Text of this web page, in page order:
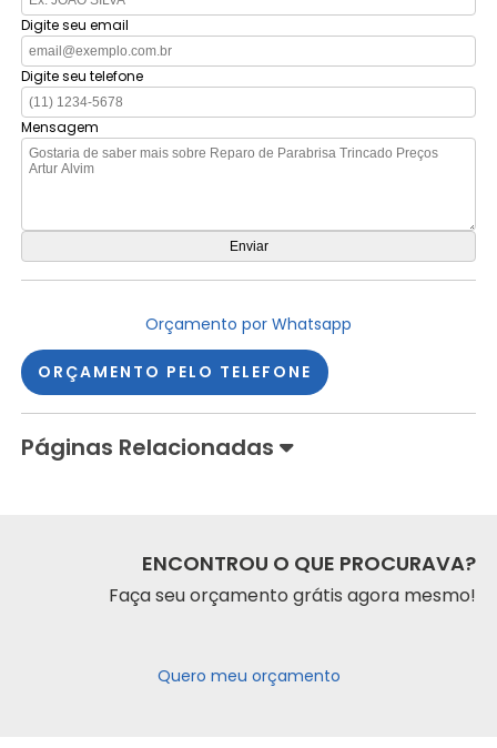
Digite seu email
Digite seu telefone
Mensagem
Orçamento por Whatsapp
ORÇAMENTO PELO TELEFONE
Páginas Relacionadas
ENCONTROU O QUE PROCURAVA?
Faça seu orçamento grátis agora mesmo!
Quero meu orçamento